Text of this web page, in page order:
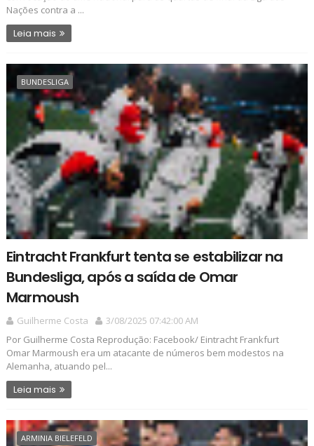
Nações contra a ...
Leia mais
BUNDESLIGA
Eintracht Frankfurt tenta se estabilizar na
Bundesliga, após a saída de Omar
Marmoush
Guilherme Costa
3/08/2025 07:42:00 AM
Por Guilherme Costa Reprodução: Facebook/ Eintracht Frankfurt
Omar Marmoush era um atacante de números bem modestos na
Alemanha, atuando pel...
Leia mais
ARMINIA BIELEFELD